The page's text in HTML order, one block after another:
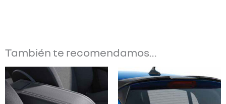
También te recomendamos…